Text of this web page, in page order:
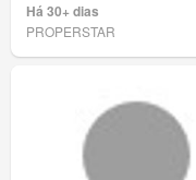
Há 30+ dias
PROPERSTAR